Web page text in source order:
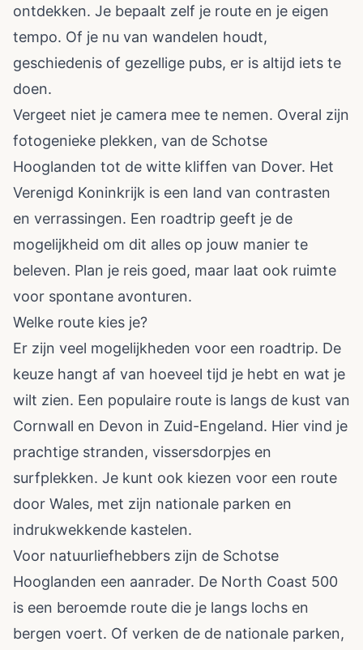
ontdekken. Je bepaalt zelf je route en je eigen
tempo. Of je nu van wandelen houdt,
geschiedenis of gezellige pubs, er is altijd iets te
doen.
Vergeet niet je camera mee te nemen. Overal zijn
fotogenieke plekken, van de Schotse
Hooglanden tot de witte kliffen van Dover. Het
Verenigd Koninkrijk is een land van contrasten
en verrassingen. Een roadtrip geeft je de
mogelijkheid om dit alles op jouw manier te
beleven. Plan je reis goed, maar laat ook ruimte
voor spontane avonturen.
Welke route kies je?
Er zijn veel mogelijkheden voor een roadtrip. De
keuze hangt af van hoeveel tijd je hebt en wat je
wilt zien. Een populaire route is langs de kust van
Cornwall en Devon in Zuid-Engeland. Hier vind je
prachtige stranden, vissersdorpjes en
surfplekken. Je kunt ook kiezen voor een route
door Wales, met zijn nationale parken en
indrukwekkende kastelen.
Voor natuurliefhebbers zijn de Schotse
Hooglanden een aanrader. De North Coast 500
is een beroemde route die je langs lochs en
bergen voert. Of verken de de nationale parken,